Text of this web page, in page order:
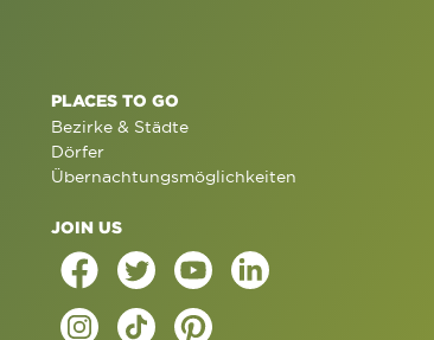
PLACES TO GO
Bezirke & Städte
Dörfer
Übernachtungsmöglichkeiten
JOIN US